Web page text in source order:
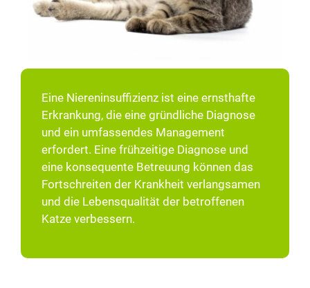
Eine Niereninsuffizienz ist eine ernsthafte
Erkrankung, die eine gründliche Diagnose
und ein umfassendes Management
erfordert. Eine frühzeitige Diagnose und
eine konsequente Betreuung können das
Fortschreiten der Krankheit verlangsamen
und die Lebensqualität der betroffenen
Katze verbessern.